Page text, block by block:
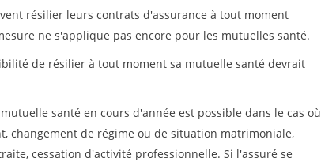
résilier leurs contrats d'assurance à tout moment
ne s'applique pas encore pour les mutuelles santé.
de résilier à tout moment sa mutuelle santé devrait
santé en cours d'année est possible dans le cas où
changement de régime ou de situation matrimoniale,
cessation d'activité professionnelle. Si l'assuré se